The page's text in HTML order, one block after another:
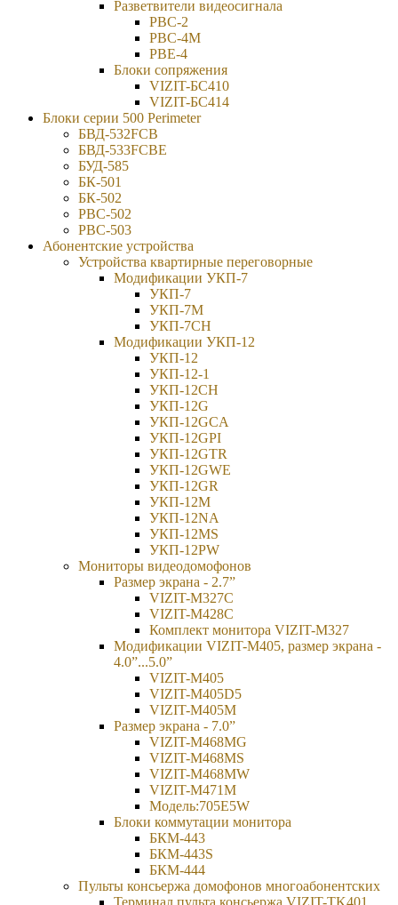
Разветвители видеосигнала
РВС-2
РВС-4М
РВЕ-4
Блоки сопряжения
VIZIT-БС410
VIZIT-БС414
Блоки серии 500 Perimeter
БВД-532FCB
БВД-533FCBE
БУД-585
БК-501
БК-502
РВС-502
РВС-503
Абонентские устройства
Устройства квартирные переговорные
Модификации УКП-7
УКП-7
УКП-7М
УКП-7CH
Модификации УКП-12
УКП-12
УКП-12-1
УКП-12CH
УКП-12G
УКП-12GCA
УКП-12GPI
УКП-12GTR
УКП-12GWE
УКП-12GR
УКП-12М
УКП-12NA
УКП-12MS
УКП-12PW
Мониторы видеодомофонов
Размер экрана - 2.7”
VIZIT-M327C
VIZIT-M428C
Комплект монитора VIZIT-M327
Модификации VIZIT-M405, размер экрана -
4.0”...5.0”
VIZIT-M405
VIZIT-M405D5
VIZIT-M405М
Размер экрана - 7.0”
VIZIT-M468MG
VIZIT-M468MS
VIZIT-M468MW
VIZIT-M471M
Модель:705Е5W
Блоки коммутации монитора
БКМ-443
БКМ-443S
БКМ-444
Пульты консьержа домофонов многоабонентских
Терминал пульта консьержа VIZIT-TK401